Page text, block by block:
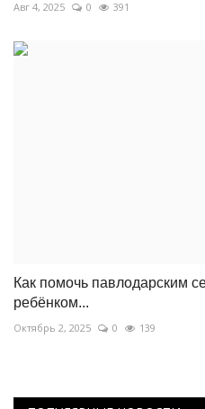
Авг 4, 2025 0 391
Как помочь павлодарским
ребёнком...
Октябрь 2, 2025 0 139